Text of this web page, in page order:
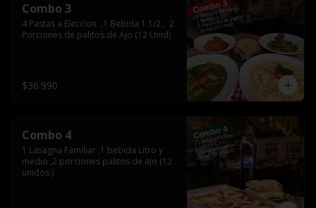
Combo 3
4 Pastas a Eleccion  ,1 Bebida 1.1/2 ,  2
Porciones de palitos de Ajo (12 Unid)
$36.990
Combo 4
1 Lasagna Familiar ,1 bebida Litro y
medio ,2 porciones palitos de ajo (12
unidos )